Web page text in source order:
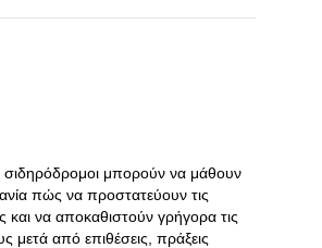
σιδηρόδρομοι μπορούν να μάθουν
πώς να προστατεύουν τις
και να αποκαθιστούν γρήγορα τις
μετά από επιθέσεις, πράξεις